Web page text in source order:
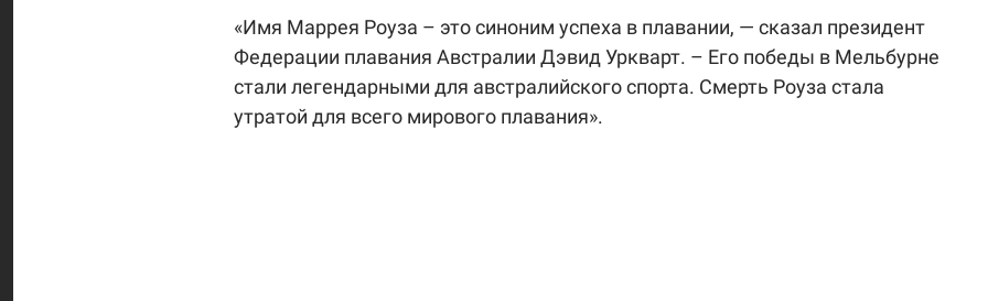
«Имя Маррея Роуза – это синоним успеха в плавании, — сказал президент
Федерации плавания Австралии Дэвид Уркварт. – Его победы в Мельбурне
стали легендарными для австралийского спорта. Смерть Роуза стала
утратой для всего мирового плавания».